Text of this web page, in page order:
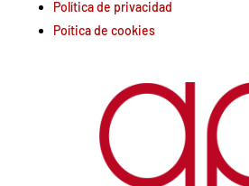
Política de privacidad
Poítica de cookies